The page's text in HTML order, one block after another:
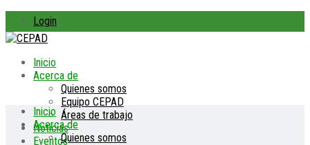
Login
Inicio
Acerca de
Quienes somos
Equipo CEPAD
Áreas de trabajo
Noticias
Eventos
Inicio
Acerca de
Quienes somos